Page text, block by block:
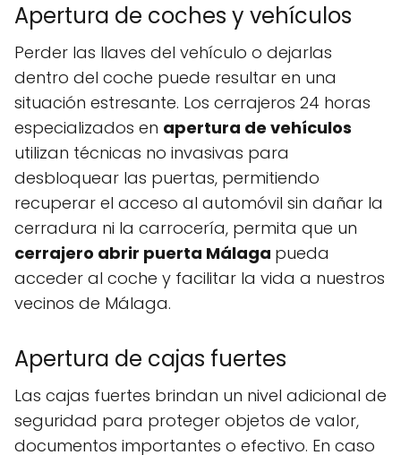
Apertura de coches y vehículos
Perder las llaves del vehículo o dejarlas
dentro del coche puede resultar en una
situación estresante. Los cerrajeros 24 horas
especializados en apertura de vehículos
utilizan técnicas no invasivas para
desbloquear las puertas, permitiendo
recuperar el acceso al automóvil sin dañar la
cerradura ni la carrocería, permita que un
cerrajero abrir puerta Málaga pueda
acceder al coche y facilitar la vida a nuestros
vecinos de Málaga.
Apertura de cajas fuertes
Las cajas fuertes brindan un nivel adicional de
seguridad para proteger objetos de valor,
documentos importantes o efectivo. En caso